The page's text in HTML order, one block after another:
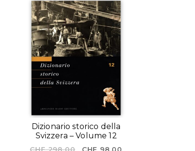
Dizionario storico della
Svizzera – Volume 12